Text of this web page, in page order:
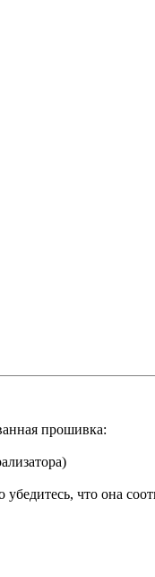
прошивка:
что она